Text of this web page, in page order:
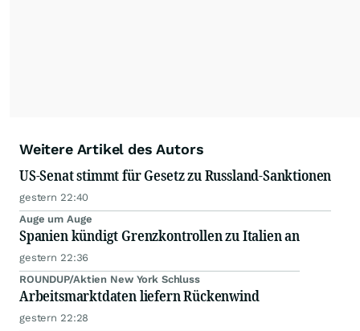
Weitere Artikel des Autors
US-Senat stimmt für Gesetz zu Russland-Sanktionen
gestern 22:40
Auge um Auge
Spanien kündigt Grenzkontrollen zu Italien an
gestern 22:36
ROUNDUP/Aktien New York Schluss
Arbeitsmarktdaten liefern Rückenwind
gestern 22:28